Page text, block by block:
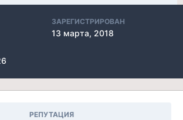
ЗАРЕГИСТРИРОВАН
13 марта, 2018
РЕПУТАЦИЯ